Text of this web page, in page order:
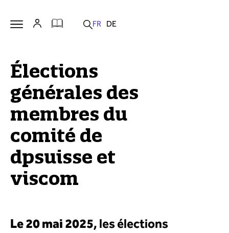
Élections
générales des
membres du
comité de
dpsuisse et
viscom
Le 20 mai 2025, les élections